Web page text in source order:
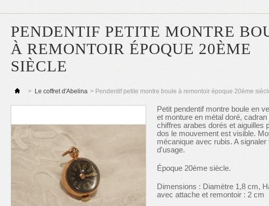
PENDENTIF PETITE MONTRE
À REMONTOIR ÉPOQUE 20ÈME
SIÈCLE
> Le coffret d'Abelina > Pendentif petite montre boule à remontoir époque 20ème
Petit pendentif montre boule en
et monture en métal doré, cadran
chiffres arabes dorés et aiguilles
dos le mouvement est visible.
mécanique avec rubis. A signaler
d'usage.
Époque 20ème siècle.
Dimensions : Diamètre 1,8 cm,
avec attache et remontoir : 2 cm